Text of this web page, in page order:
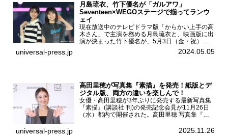
月島琉衣、竹下優名が「ガルアワ」
Seventeen×WEGOステージで揃ってランウ
ェイ
現在放送中のテレビドラマ版「からかい上手の高
木さん」で主演を務める月島琉衣と、映画版に出
演が決まった竹下優名が、5月3日（金・祝）東
京・国立代々木競技場第一体育館で開催されたフ
ァッション&音楽イベント『Rakuten GirlsAward
universal-press.jp 2024.05.05
高田里穂が写真集『素描』を発売！紙版とデ
ジタル版、両方の違いを楽しんで！
女優・高田里穂が3年ぶりに発売する最新写真集
『素描』(講談社 刊)の発売記念会見が11月26日
（水）都内で開催された。高田里穂 写真集『素
あなたです』(読売テレビ)に出演するなど女優と
universal-press.jp 2025.11.26